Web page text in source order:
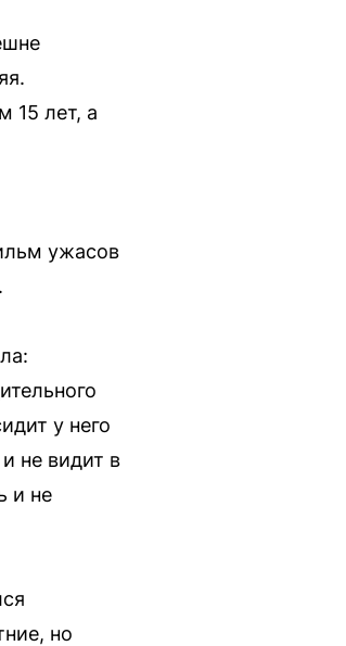
15 лет, а
ужасов
у него
не видит в
и не
но